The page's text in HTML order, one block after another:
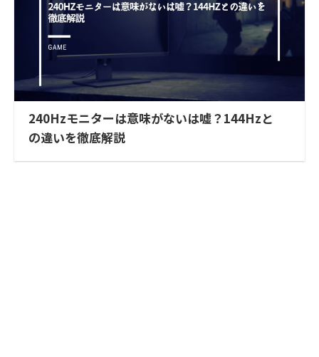
240Hzモニターは意味がないは嘘？144Hzと
の違いを徹底解説